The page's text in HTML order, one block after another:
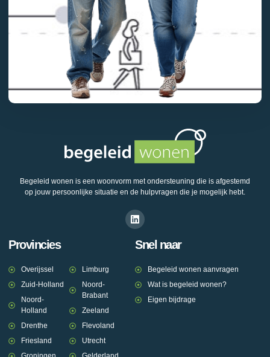
Begeleid wonen is een woonvorm met ondersteuning die is afgestemd
op jouw persoonlijke situatie en de hulpvragen die je mogelijk hebt.
Provincies
Overijssel
Zuid-Holland
Noord-
Holland
Drenthe
Friesland
Limburg
Noord-
Brabant
Zeeland
Flevoland
Utrecht
Snel naar
Begeleid wonen aanvragen
Wat is begeleid wonen?
Eigen bijdrage